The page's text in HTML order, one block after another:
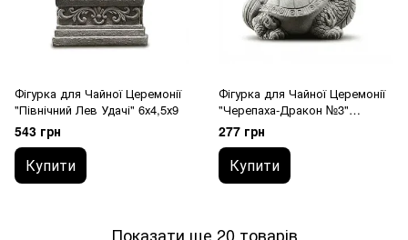
Фігурка для Чайної Церемонії
"Північний Лев Удачі" 6х4,5х9
543 грн
Купити
Фігурка для Чайної Церемонії
"Черепаха-Дракон №3"
3,5х2х3,2
277 грн
Купити
Показати ще 20 товарів